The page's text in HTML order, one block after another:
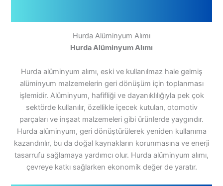
Hurda Alüminyum Alımı
Hurda Alüminyum Alımı
Hurda alüminyum alımı, eski ve kullanılmaz hale gelmiş
alüminyum malzemelerin geri dönüşüm için toplanması
işlemidir. Alüminyum, hafifliği ve dayanıklılığıyla pek çok
sektörde kullanılır, özellikle içecek kutuları, otomotiv
parçaları ve inşaat malzemeleri gibi ürünlerde yaygındır.
Hurda alüminyum, geri dönüştürülerek yeniden kullanıma
kazandırılır, bu da doğal kaynakların korunmasına ve enerji
tasarrufu sağlamaya yardımcı olur. Hurda alüminyum alımı,
çevreye katkı sağlarken ekonomik değer de yaratır.